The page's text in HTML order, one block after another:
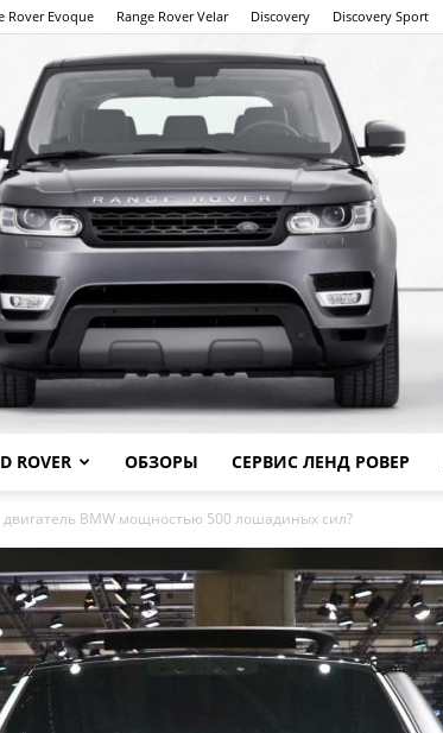
Rover Evoque Range Rover Velar Discovery Discovery Sport
Rover
ROVER ОБЗОРЫ СЕРВИС ЛЕНД РОВЕР
двигатель BMW мощностью 500 лошадиных сил?